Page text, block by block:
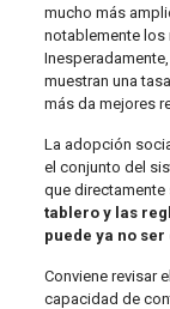
mucho más
notablemente los
muestran una
más da mejores
La adopción
el conjunto del
que
tablero y las
puede ya no
Conviene revisar
capacidad de